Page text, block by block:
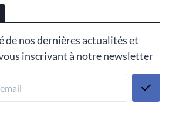
de nos dernières actualités et
inscrivant à notre newsletter